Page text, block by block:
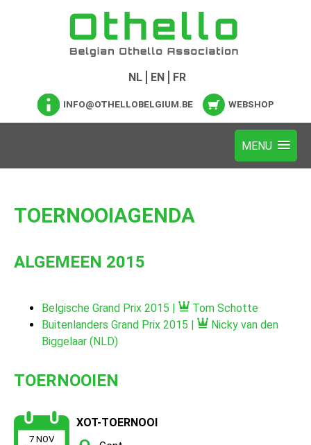
NL EN FR
INFO@OTHELLOBELGIUM.BE WEBSHOP
TOERNOOIAGENDA
ALGEMEEN 2015
Belgische Grand Prix 2015 |
Tom Schotte
Buitenlanders Grand Prix 2015 |
Nicky van den
Biggelaar (NLD)
TOERNOOIEN
7 NOV
XOT-TOERNOOI